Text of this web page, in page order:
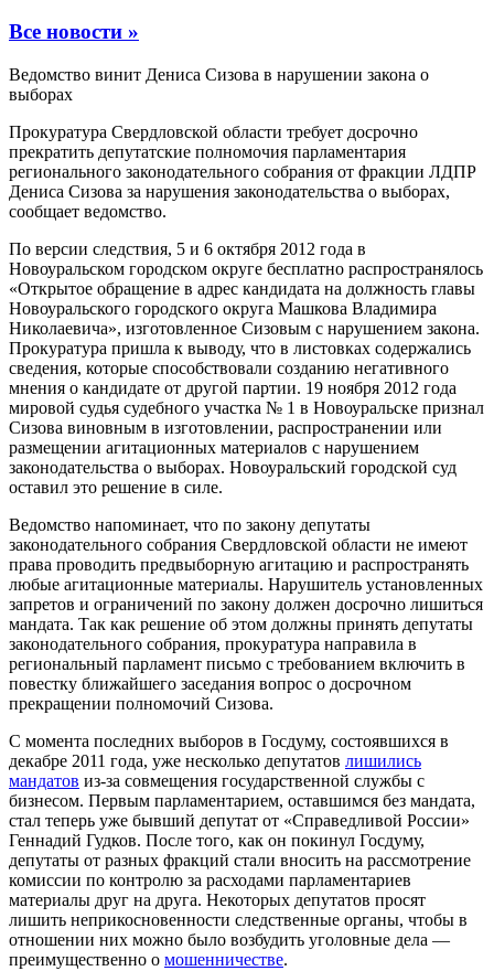
Все новости »
Ведомство винит Дениса Сизова в нарушении закона о
выборах
Прокуратура Свердловской области требует досрочно
прекратить депутатские полномочия парламентария
регионального законодательного собрания от фракции ЛДПР
Дениса Сизова за нарушения законодательства о выборах,
сообщает ведомство.
По версии следствия, 5 и 6 октября 2012 года в
Новоуральском городском округе бесплатно распространялось
«Открытое обращение в адрес кандидата на должность главы
Новоуральского городского округа Машкова Владимира
Николаевича», изготовленное Сизовым с нарушением закона.
Прокуратура пришла к выводу, что в листовках содержались
сведения, которые способствовали созданию негативного
мнения о кандидате от другой партии. 19 ноября 2012 года
мировой судья судебного участка № 1 в Новоуральске признал
Сизова виновным в изготовлении, распространении или
размещении агитационных материалов с нарушением
законодательства о выборах. Новоуральский городской суд
оставил это решение в силе.
Ведомство напоминает, что по закону депутаты
законодательного собрания Свердловской области не имеют
права проводить предвыборную агитацию и распространять
любые агитационные материалы. Нарушитель установленных
запретов и ограничений по закону должен досрочно лишиться
мандата. Так как решение об этом должны принять депутаты
законодательного собрания, прокуратура направила в
региональный парламент письмо с требованием включить в
повестку ближайшего заседания вопрос о досрочном
прекращении полномочий Сизова.
С момента последних выборов в Госдуму, состоявшихся в
декабре 2011 года, уже несколько депутатов лишились
мандатов из-за совмещения государственной службы с
бизнесом. Первым парламентарием, оставшимся без мандата,
стал теперь уже бывший депутат от «Справедливой России»
Геннадий Гудков. После того, как он покинул Госдуму,
депутаты от разных фракций стали вносить на рассмотрение
комиссии по контролю за расходами парламентариев
материалы друг на друга. Некоторых депутатов просят
лишить неприкосновенности следственные органы, чтобы в
отношении них можно было возбудить уголовные дела —
преимущественно о мошенничестве.